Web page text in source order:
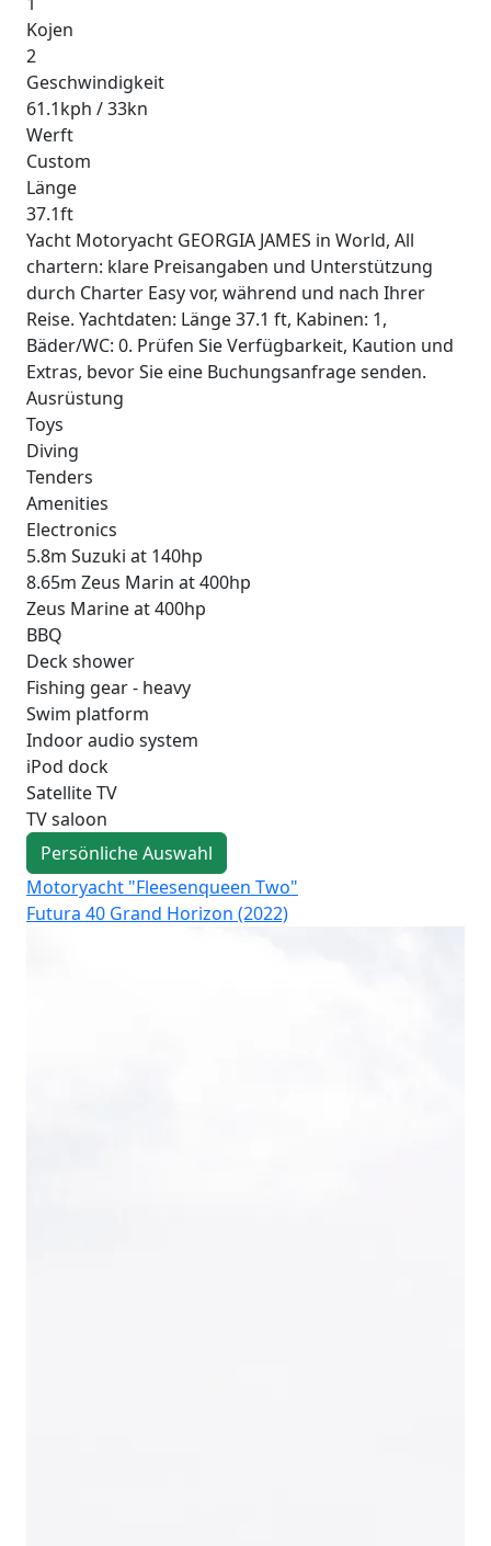
Kojen
2
Geschwindigkeit
61.1kph / 33kn
Werft
Custom
Länge
37.1ft
Yacht Motoryacht GEORGIA JAMES in World, All
chartern: klare Preisangaben und Unterstützung
durch Charter Easy vor, während und nach Ihrer
Reise. Yachtdaten: Länge 37.1 ft, Kabinen: 1,
Bäder/WC: 0. Prüfen Sie Verfügbarkeit, Kaution und
Extras, bevor Sie eine Buchungsanfrage senden.
Ausrüstung
Toys
Diving
Tenders
Amenities
Electronics
5.8m Suzuki at 140hp
8.65m Zeus Marin at 400hp
Zeus Marine at 400hp
BBQ
Deck shower
Fishing gear - heavy
Swim platform
Indoor audio system
iPod dock
Satellite TV
TV saloon
Persönliche Auswahl
Motoryacht "Fleesenqueen Two"
Futura 40 Grand Horizon (2022)